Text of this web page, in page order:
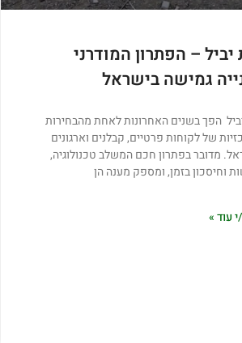
יביל – הפתרון המודרני
גמישה בישראל
הפך בשנים האחרונות לאחת מהבחירות
של לקוחות פרטיים, קבלנים וארגונים
מדובר בפתרון חכם המשלב טכנולוגיה,
וחיסכון בזמן, ומספק מענה הן
עוד »